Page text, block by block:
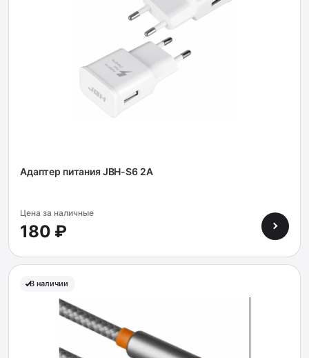
Адаптер питания JBH-S6 2A
Цена за наличные
180 ₽
В наличии